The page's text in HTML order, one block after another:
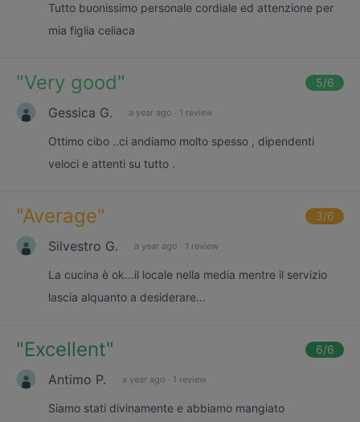
Tutto buonissimo personale cordiale ed attenzione per
mia figlia celiaca
"Very good" 5/6
Gessica G. a year ago · 1 review
Ottimo cibo ..ci andiamo molto spesso , dipendenti
veloci e attenti su tutto .
"Average" 3/6
Silvestro G. a year ago · 1 review
La cucina è ok...il locale nella media mentre il servizio
lascia alquanto a desiderare...
"Excellent" 6/6
Antimo P. a year ago · 1 review
Siamo stati divinamente e abbiamo mangiato